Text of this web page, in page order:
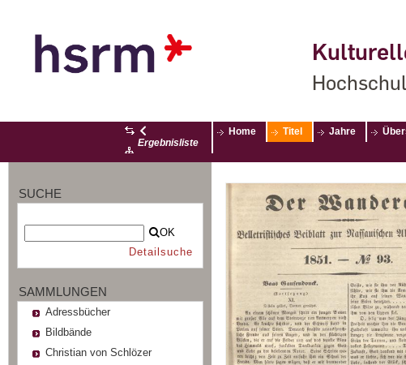
Ergebnisliste
Home Titel Jahre
SUCHE
OK
Detailsuche
SAMMLUNGEN
Adressbücher
Bildbände
Christian von Schlözer